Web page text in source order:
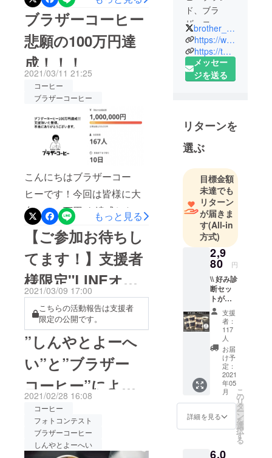
ヒー”のフォトコンテストの
参加者の写真が続々と投稿
され始めました。以前の活
動報告にもありますよう
に、全国の腕のなる写真家
の方たちがブラザーコー
ヒーを題材にした写真でコ
ンテストを行っておりま
す。まずは、このコンテス
トに参加頂いている皆様に
感謝申し上げます。ありが
とうございます！既に多く
の方の投稿があり、Twitter
やInstagramで『ブラザー
コーヒー』と調べるだけで
皆様の投稿が見れます！
Twitterで投稿を見たい方は
こちらInstagramで投稿を見
たい方はこちら一部抜粋さ
せていただきましたが、中
には動画も作成している方
もいます。皆様の投稿を見
ているだけでも本当に幸せ
になります。日常の中にブ
ラザーコーヒーが溶け込ん
でいることが写真で伝わっ
てくることが本当に嬉しく
ブラザーコーヒー
悲願の100万円達
成！！！
2021/03/11 21:25
コーヒー
ブラザーコーヒー
こんにちはブラザーコー
ヒーです！今回は皆様に大
台の”100万円”を達成したこ
とを報告させていただきま
す。167人もの方に支援して
頂きこの数字を達成するこ
とが出来ました！支援いた
だいた皆様、本当に本当に
ありがとうございます。そ
して、100万円になる最後の
支援者の方は丁度100万円に
なるように調整頂くという
粋なはからいをして頂きま
した。また、先日ご報告さ
せて頂きました、支援者様
限定のオープンチャットも
開設しておりますので是非
もっと見る
【ご参加お待ちし
てます！】支援者
様限定"LINEオー
プンチャット"開
設のお知らせ
2021/03/09 17:00
こちらの活動報告は支援者
限定の公開です。
”しんやとよーへ
い”と”ブラザー
コーヒー”による
フォトコンテスト
のサンプルの梱
包はじめまし
2021/02/28 16:08
コーヒー
フォトコンテスト
ブラザーコーヒー
しんやとよーへい
ド、ブラ
ザーコー
ヒーのクラ
ウドファン
ディングを
企画してい
気ない日常
を少しでも
豊かにでき
れば嬉しい
です。
brother__coffee
https://www.instagram.com/brother_coffee_inc/
https://twitter.com/ryosuke_dot_com
メッセー
ジを送る
リターンを
選ぶ
目標金額
未達でも
リターン
が届きま
す(All-in
方式)
2,9
80 円
\\ 好み診
断セッ
トが楽
しめる //
【内
容：好
み診断
セット
(2回配
送) + 簡
易ド
リッ
パー +
コー
ヒー
カー】
支援
者：
117
人
お届
け予
定：
2021
年05
月
詳細を見る
こ
の
リ
タ
ー
ン
を
選
択
す
る
6,0